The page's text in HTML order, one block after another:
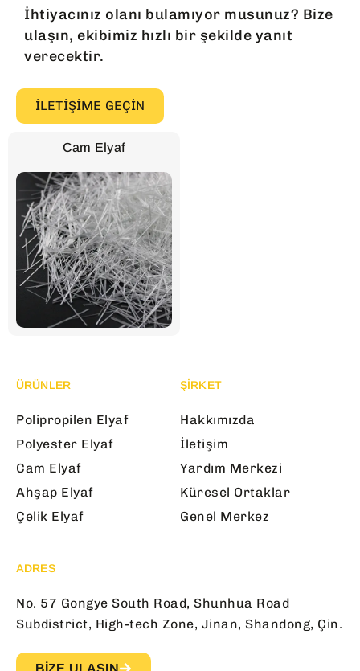
İhtiyacınız olanı bulamıyor musunuz? Bize
ulaşın, ekibimiz hızlı bir şekilde yanıt
verecektir.
İLETIŞIME GEÇIN
Cam Elyaf
ÜRÜNLER
Polipropilen Elyaf
Polyester Elyaf
Cam Elyaf
Ahşap Elyaf
Çelik Elyaf
ŞİRKET
Hakkımızda
İletişim
Yardım Merkezi
Küresel Ortaklar
Genel Merkez
ADRES
No. 57 Gongye South Road, Shunhua Road
Subdistrict, High-tech Zone, Jinan, Shandong, Çin.
BIZE ULAŞIN